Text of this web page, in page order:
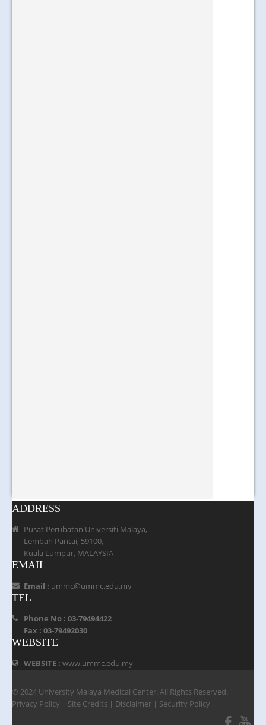
ADDRESS
Pusat Perubatan Universiti Malaya,
Lembah Pantai, 59100,
Kuala Lumpur, MALAYSIA
EMAIL
Email : ummc@ummc.edu.my
TEL
Phone No : 03-79494422
Fax : 03-79492030
WEBSITE
WEBSITE : www.ummc.edu.my
© 2024 University Malaya Medical Center. All Rights Reserved.
Privacy Policy | Site Credits | Disclaimer | Security Policy